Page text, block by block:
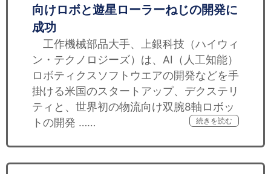
向けロボと遊星ローラーねじの開発に
成功
工作機械部品大手、上銀科技（ハイウィ
ン・テクノロジーズ）は、AI（人工知能）
ロボティクスソフトウエアの開発などを手
掛ける米国のスタートアップ、デクステリ
ティと、世界初の物流向け双腕8軸ロボッ
トの開発 ……
続きを読む